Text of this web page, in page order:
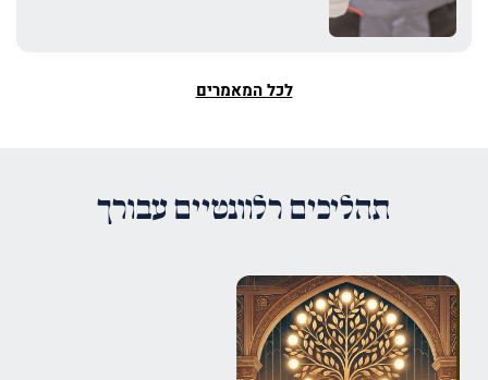
לכל המאמרים
תהליכים רלוונטיים עבורך